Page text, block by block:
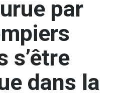
par
s’être
dans la